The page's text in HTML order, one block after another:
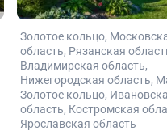
Золотое кольцо
область Рязанская
Владимирская область
Нижегородская область
Золотое кольцо
область Костромская
Ярославская область